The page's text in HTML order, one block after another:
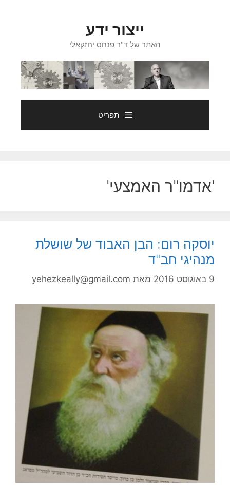
ייצור ידע
האתר של ד"ר פנחס יחזקאלי
תפריט
'אדמו"ר האמצעי'
יוסקה רום: הבן האבוד של שושלת
מנהיגי חב"ד
9 באוגוסט 2016 מאת yehezkeally@gmail.com